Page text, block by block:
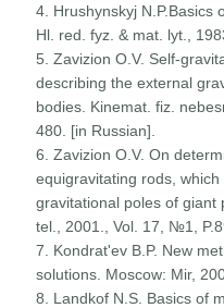
4. Hrushynskyj N.P.Basics
Hl. red. fyz. & mat. lyt.,
5. Zavizion O.V. Self-
describing the external
bodies. Kinemat. fiz.
480. [in Russian].
6. Zavizion O.V. On
equigravitating rods,
gravitational poles of giant
tel., 2001., Vol. 17, №1,
7. Kondrat'ev B.P. New
solutions. Moscow: Mir,
8. Landkof N.S. Basics of